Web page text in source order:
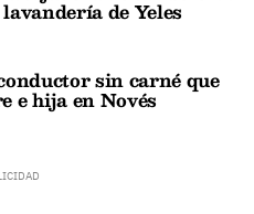
de Yeles
sin carné que
e hija en Novés